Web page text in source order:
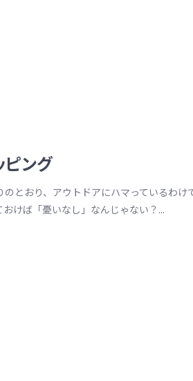
ピング
とおり、アウトドアにハマっているわけ
けば「憂いなし」なんじゃない？...